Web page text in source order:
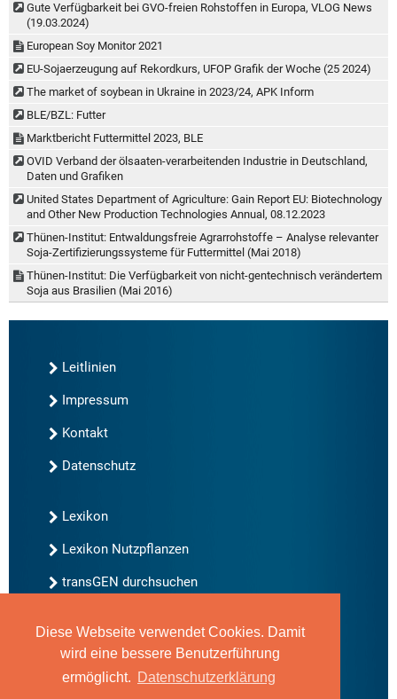
Diese Webseite verwendet Cookies. Damit
wird eine bessere Benutzerführung
ermöglicht. Datenschutzerklärung
Gute Verfügbarkeit bei GVO-freien Rohstoffen in Europa, VLOG News
(19.03.2024)
European Soy Monitor 2021
EU-Sojaerzeugung auf Rekordkurs, UFOP Grafik der Woche (25 2024)
The market of soybean in Ukraine in 2023/24, APK Inform
BLE/BZL: Futter
Marktbericht Futtermittel 2023, BLE
OVID Verband der ölsaaten-verarbeitenden Industrie in Deutschland,
Daten und Grafiken
United States Department of Agriculture: Gain Report EU: Biotechnology
and Other New Production Technologies Annual, 08.12.2023
Thünen-Institut: Entwaldungsfreie Agrarrohstoffe – Analyse relevanter
Soja-Zertifizierungssysteme für Futtermittel (Mai 2018)
Thünen-Institut: Die Verfügbarkeit von nicht-gentechnisch verändertem
Soja aus Brasilien (Mai 2016)
Leitlinien
Impressum
Kontakt
Datenschutz
Lexikon
Lexikon Nutzpflanzen
transGEN durchsuchen
Neu bei transGEN